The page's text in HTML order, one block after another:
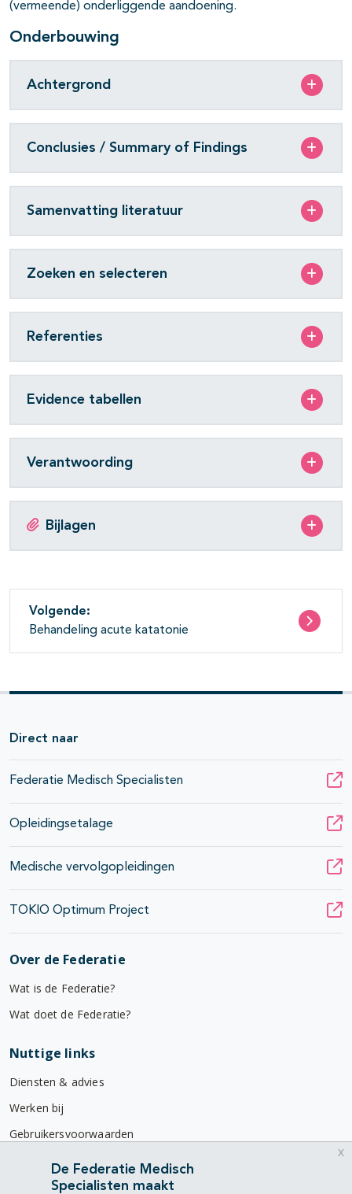
(vermeende) onderliggende aandoening.
Onderbouwing
Achtergrond
Conclusies / Summary of Findings
Samenvatting literatuur
Zoeken en selecteren
Referenties
Evidence tabellen
Verantwoording
Bijlagen
Volgende:
Behandeling acute katatonie
Direct naar
Federatie Medisch Specialisten
Opleidingsetalage
Medische vervolgopleidingen
TOKIO Optimum Project
Over de Federatie
Wat is de Federatie?
Wat doet de Federatie?
Nuttige links
Diensten & advies
Werken bij
Gebruikersvoorwaarden
Privacyverklaring
De Federatie Medisch
Specialisten maakt
x